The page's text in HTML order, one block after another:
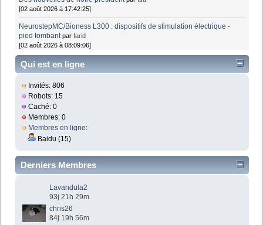
[02 août 2026 à 17:42:25]
NeurostepMC/Bioness L300 : dispositifs de stimulation électrique -
pied tombant parfarid
[02 août 2026 à 08:09:06]
Qui est en ligne
Invités: 806
Robots: 15
Caché: 0
Membres: 0
Membres en ligne:
Baidu (15)
Derniers Membres
Lavandula2
93j 21h 29m
chris26
84j 19h 56m